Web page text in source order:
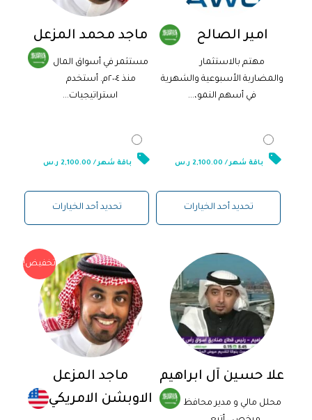
امير الصالح
مهتم بالاستثمار
والمضاربة الأسبوعية والشهرية
في أسهم النمو،...
باقة شهر / 2,100.00 ر.س
تحديد أحد الخيارات
ماجد محمد المزعل
مستثمر في أسواق المال
منذ ٢٠٠٤م. أستخدم
استراتيجيات...
باقة شهر / 2,100.00 ر.س
تحديد أحد الخيارات
علا حسين آل ابراهيم
محلل مالي و مدير محافظ
تخفيض!
ماجد المزعل
الاوبشن الامريكي